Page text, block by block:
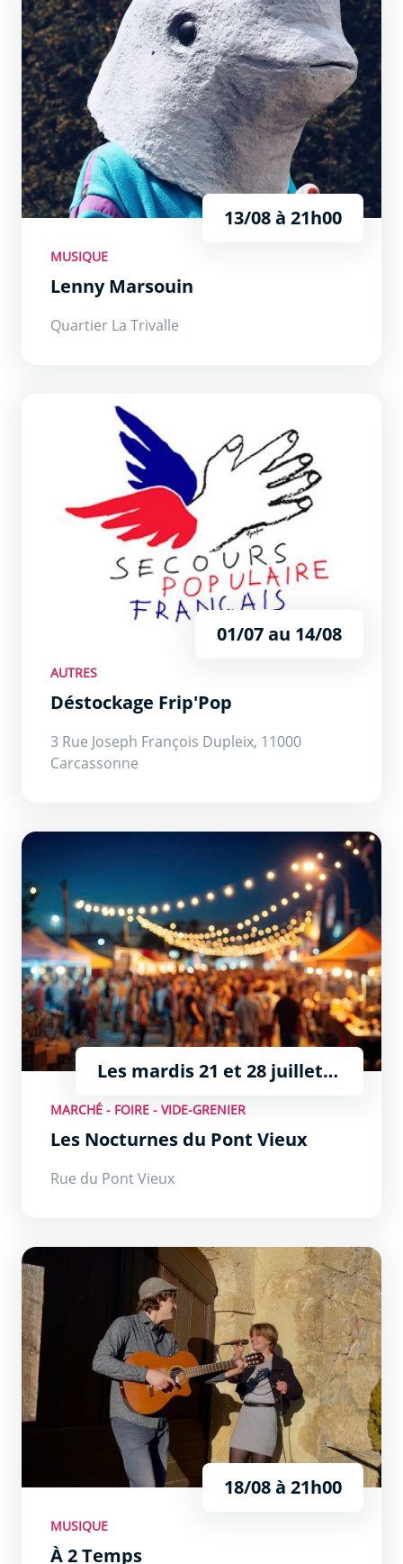
13/08 à 21h00
MUSIQUE
Lenny Marsouin
Quartier La Trivalle
Déstockage Frip&#039;Pop
01/07 au 14/08
AUTRES
Déstockage Frip'Pop
3 Rue Joseph François Dupleix, 11000
Carcassonne
Les Nocturnes du Pont Vieux
Les mardis 21 et 28 juillet,
4, 11, et 18 août de 18h à
MARCHÉ - FOIRE - VIDE-GRENIER
Les Nocturnes du Pont Vieux
Rue du Pont Vieux
À 2 Temps
18/08 à 21h00
MUSIQUE
À 2 Temps